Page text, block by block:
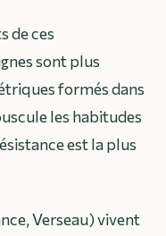
de ces
sont plus
formés dans
les habitudes
est la plus
Verseau) vivent